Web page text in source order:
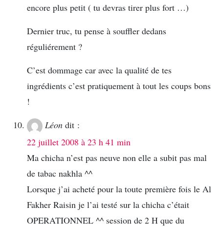
encore plus petit ( tu devras tirer plus fort …)
Dernier truc, tu pense à souffler dedans
réguliérement ?
C’est dommage car avec la qualité de tes
ingrédients c’est pratiquement à tout les coups bons
!
Léon dit :
22 juillet 2008 à 23 h 41 min
Ma chicha n’est pas neuve non elle a subit pas mal
de tabac nakhla ^^
Lorsque j’ai acheté pour la toute première fois le Al
Fakher Raisin je l’ai testé sur la chicha c’était
OPERATIONNEL ^^ session de 2 H que du